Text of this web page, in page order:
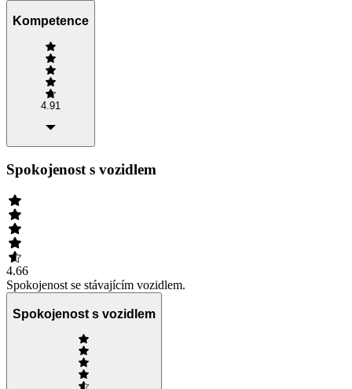
Kompetence
4.91
Spokojenost s vozidlem
4.66
Spokojenost se stávajícím vozidlem.
Spokojenost s vozidlem